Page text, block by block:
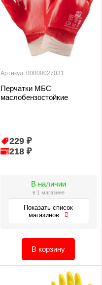
Артикул: 00000027031
Перчатки МБС
маслобензостойкие
229 ₽
218 ₽
В наличии
в 1 магазине
Показать список
магазинов
В корзину